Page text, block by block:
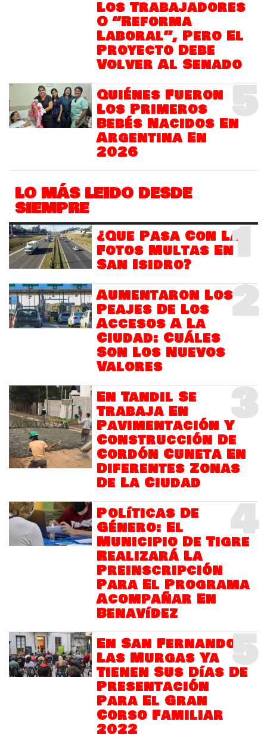
Los Trabajadores
O “Reforma
Laboral”, Pero El
Proyecto Debe
Volver Al Senado
5
Quiénes Fueron
Los Primeros
Bebés Nacidos En
Argentina En
2026
LO MÁS LEIDO DESDE
SIEMPRE
1
¿Que Pasa Con Las
Fotos Multas En
San Isidro?
2
Aumentaron Los
Peajes De Los
Accesos A La
Ciudad: Cuáles
Son Los Nuevos
Valores
3
En Tandil Se
Trabaja En
Pavimentación Y
Construcción De
Cordón Cuneta En
Diferentes Zonas
De La Ciudad
4
Políticas De
Género: El
Municipio De Tigre
Realizará La
Preinscripción
Para El Programa
Acompañar En
Benavídez
5
En San Fernando
Las Murgas Ya
Tienen Sus Días De
Presentación
Para El Gran
Corso Familiar
2022